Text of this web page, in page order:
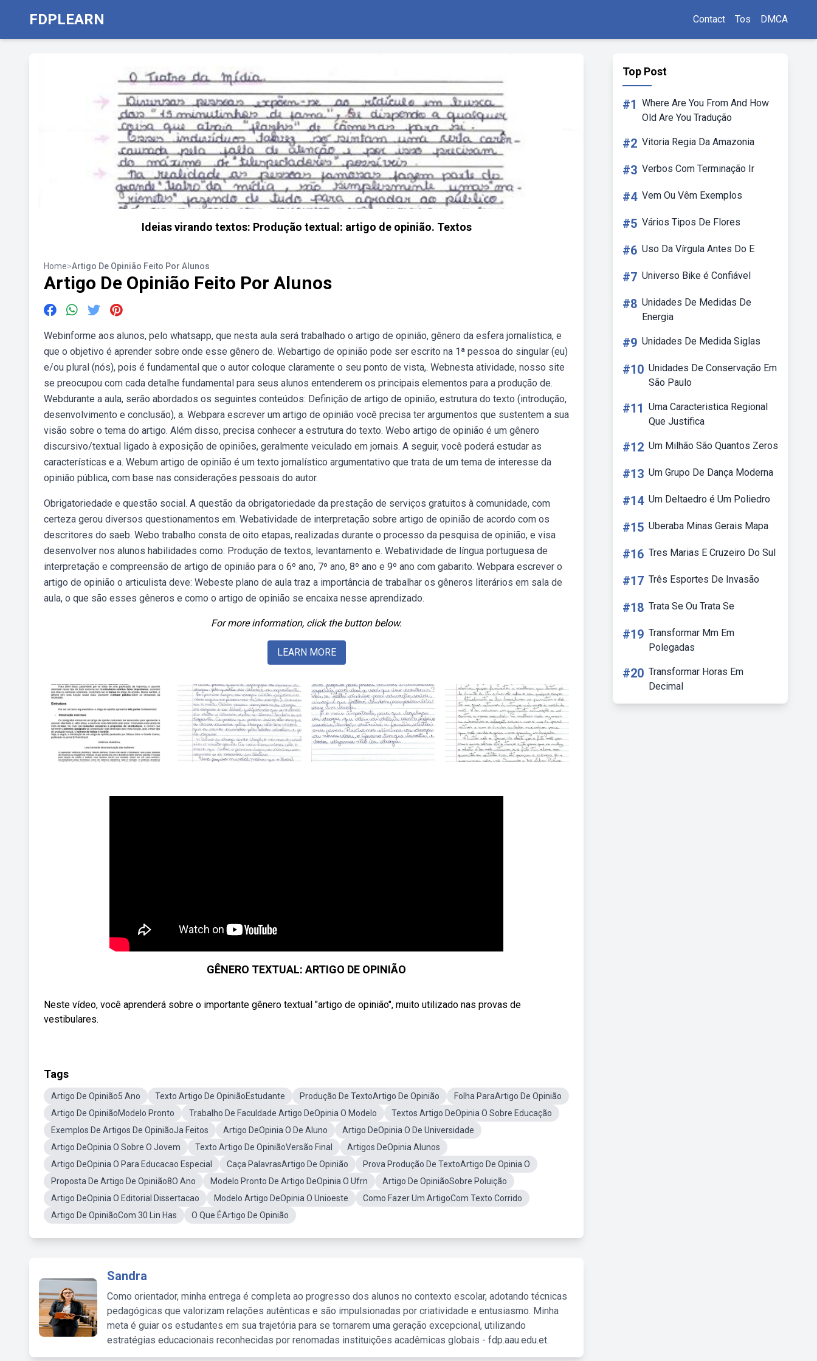
FDPLEARN Contact Tos DMCA
Ideias virando textos: Produção textual: artigo de opinião. Textos
Home>Artigo De Opinião Feito Por Alunos
Artigo De Opinião Feito Por Alunos
Webinforme aos alunos, pelo whatsapp, que nesta aula será trabalhado o artigo de opinião, gênero da esfera jornalística, e
que o objetivo é aprender sobre onde esse gênero de. Webartigo de opinião pode ser escrito na 1ª pessoa do singular (eu)
e/ou plural (nós), pois é fundamental que o autor coloque claramente o seu ponto de vista,. Webnesta atividade, nosso site
se preocupou com cada detalhe fundamental para seus alunos entenderem os principais elementos para a produção de.
Webdurante a aula, serão abordados os seguintes conteúdos: Definição de artigo de opinião, estrutura do texto (introdução,
desenvolvimento e conclusão), a. Webpara escrever um artigo de opinião você precisa ter argumentos que sustentem a sua
visão sobre o tema do artigo. Além disso, precisa conhecer a estrutura do texto. Webo artigo de opinião é um gênero
discursivo/textual ligado à exposição de opiniões, geralmente veiculado em jornais. A seguir, você poderá estudar as
características e a. Webum artigo de opinião é um texto jornalístico argumentativo que trata de um tema de interesse da
opinião pública, com base nas considerações pessoais do autor.
Obrigatoriedade e questão social. A questão da obrigatoriedade da prestação de serviços gratuitos à comunidade, com
certeza gerou diversos questionamentos em. Webatividade de interpretação sobre artigo de opinião de acordo com os
descritores do saeb. Webo trabalho consta de oito etapas, realizadas durante o processo da pesquisa de opinião, e visa
desenvolver nos alunos habilidades como: Produção de textos, levantamento e. Webatividade de língua portuguesa de
interpretação e compreensão de artigo de opinião para o 6º ano, 7º ano, 8º ano e 9º ano com gabarito. Webpara escrever o
artigo de opinião o articulista deve: Webeste plano de aula traz a importância de trabalhar os gêneros literários em sala de
aula, o que são esses gêneros e como o artigo de opinião se encaixa nesse aprendizado.
For more information, click the button below.
LEARN MORE
GÊNERO TEXTUAL: ARTIGO DE OPINIÃO
Neste vídeo, você aprenderá sobre o importante gênero textual "artigo de opinião", muito utilizado nas provas de
vestibulares.
Tags
Artigo De Opinião5 Ano Texto Artigo De OpiniãoEstudante Produção De TextoArtigo De Opinião
Folha ParaArtigo De Opinião
Artigo De OpiniãoModelo Pronto
Trabalho De Faculdade Artigo DeOpinia O Modelo
Textos Artigo DeOpinia O Sobre Educação
Exemplos De Artigos De OpiniãoJa Feitos
Artigo DeOpinia O De Aluno
Artigo DeOpinia O De Universidade
Artigo DeOpinia O Sobre O Jovem
Texto Artigo De OpiniãoVersão Final
Artigos DeOpinia Alunos
Artigo DeOpinia O Para Educacao Especial
Caça PalavrasArtigo De Opinião
Prova Produção De TextoArtigo De Opinia O
Proposta De Artigo De Opinião8O Ano
Modelo Pronto De Artigo DeOpinia O Ufrn
Artigo De OpiniãoSobre Poluição
Artigo DeOpinia O Editorial Dissertacao
Modelo Artigo DeOpinia O Unioeste
Como Fazer Um ArtigoCom Texto Corrido
Artigo De OpiniãoCom 30 Lin Has
O Que ÉArtigo De Opinião
Sandra
Como orientador, minha entrega é completa ao progresso dos alunos no contexto escolar, adotando técnicas
pedagógicas que valorizam relações autênticas e são impulsionadas por criatividade e entusiasmo. Minha
meta é guiar os estudantes em sua trajetória para se tornarem uma geração excepcional, utilizando
estratégias educacionais reconhecidas por renomadas instituições acadêmicas globais - fdp.aau.edu.et.
Top Post
#1 Where Are You From And How
Old Are You Tradução
#2 Vitoria Regia Da Amazonia
#3 Verbos Com Terminação Ir
#4 Vem Ou Vêm Exemplos
#5 Vários Tipos De Flores
#6 Uso Da Vírgula Antes Do E
#7 Universo Bike é Confiável
#8 Unidades De Medidas De
Energia
#9 Unidades De Medida Siglas
#10 Unidades De Conservação Em
São Paulo
#11 Uma Caracteristica Regional
Que Justifica
#12 Um Milhão São Quantos Zeros
#13 Um Grupo De Dança Moderna
#14 Um Deltaedro é Um Poliedro
#15 Uberaba Minas Gerais Mapa
#16 Tres Marias E Cruzeiro Do Sul
#17 Três Esportes De Invasão
#18 Trata Se Ou Trata Se
#19 Transformar Mm Em
Polegadas
#20 Transformar Horas Em
Decimal